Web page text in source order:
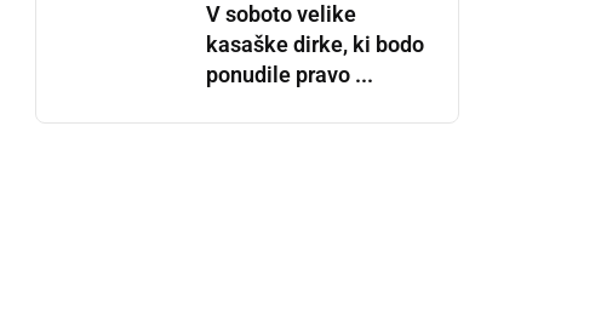
V soboto velike
kasaške dirke, ki bodo
ponudile pravo ...